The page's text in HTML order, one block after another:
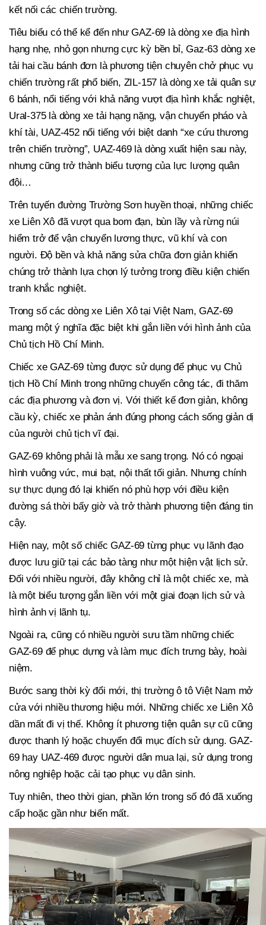
kết nối các chiến trường.
Tiêu biểu có thể kể đến như GAZ-69 là dòng xe địa hình
hạng nhẹ, nhỏ gọn nhưng cực kỳ bền bỉ, Gaz-63 dòng xe
tải hai cầu bánh đơn là phương tiện chuyên chở phục vụ
chiến trường rất phổ biến, ZIL-157 là dòng xe tải quân sự
6 bánh, nổi tiếng với khả năng vượt địa hình khắc nghiệt,
Ural-375 là dòng xe tải hạng nặng, vận chuyển pháo và
khí tài, UAZ-452 nổi tiếng với biệt danh “xe cứu thương
trên chiến trường”, UAZ-469 là dòng xuất hiện sau này,
nhưng cũng trở thành biểu tượng của lực lượng quân
đội…
Trên tuyến đường Trường Sơn huyền thoại, những chiếc
xe Liên Xô đã vượt qua bom đạn, bùn lầy và rừng núi
hiểm trở để vận chuyển lương thực, vũ khí và con
người. Độ bền và khả năng sửa chữa đơn giản khiến
chúng trở thành lựa chọn lý tưởng trong điều kiện chiến
tranh khắc nghiệt.
Trong số các dòng xe Liên Xô tại Việt Nam, GAZ-69
mang một ý nghĩa đặc biệt khi gắn liền với hình ảnh của
Chủ tịch Hồ Chí Minh.
Chiếc xe GAZ-69 từng được sử dụng để phục vụ Chủ
tịch Hồ Chí Minh trong những chuyến công tác, đi thăm
các địa phương và đơn vị. Với thiết kế đơn giản, không
cầu kỳ, chiếc xe phản ánh đúng phong cách sống giản dị
của người chủ tịch vĩ đại.
GAZ-69 không phải là mẫu xe sang trọng. Nó có ngoại
hình vuông vức, mui bạt, nội thất tối giản. Nhưng chính
sự thực dụng đó lại khiến nó phù hợp với điều kiện
đường sá thời bấy giờ và trở thành phương tiện đáng tin
cậy.
Hiện nay, một số chiếc GAZ-69 từng phục vụ lãnh đạo
được lưu giữ tại các bảo tàng như một hiện vật lịch sử.
Đối với nhiều người, đây không chỉ là một chiếc xe, mà
là một biểu tượng gắn liền với một giai đoạn lịch sử và
hình ảnh vị lãnh tụ.
Ngoài ra, cũng có nhiều người sưu tầm những chiếc
GAZ-69 để phục dựng và làm mục đích trưng bày, hoài
niệm.
Bước sang thời kỳ đổi mới, thị trường ô tô Việt Nam mở
cửa với nhiều thương hiệu mới. Những chiếc xe Liên Xô
dần mất đi vị thế. Không ít phương tiện quân sự cũ cũng
được thanh lý hoặc chuyển đổi mục đích sử dụng. GAZ-
69 hay UAZ-469 được người dân mua lại, sử dụng trong
nông nghiệp hoặc cải tạo phục vụ dân sinh.
Tuy nhiên, theo thời gian, phần lớn trong số đó đã xuống
cấp hoặc gần như biến mất.